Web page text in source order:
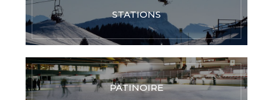
STATIONS
PATINOIRE